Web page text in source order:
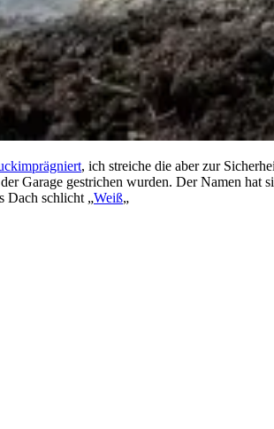
, ich streiche die aber zur
Garage gestrichen wurden. Der Namen hat
Dach schlicht „Weiß„